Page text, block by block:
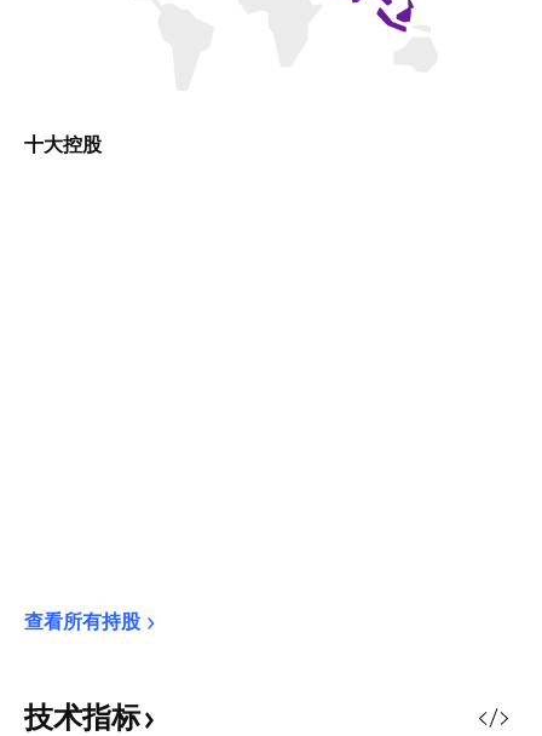
十大控股
查看所有持股
技术指标